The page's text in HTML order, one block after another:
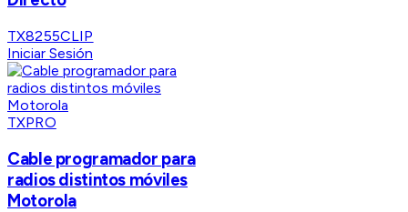
TX8255CLIP
Iniciar Sesión
TXPRO
Cable programador para
radios distintos móviles
Motorola